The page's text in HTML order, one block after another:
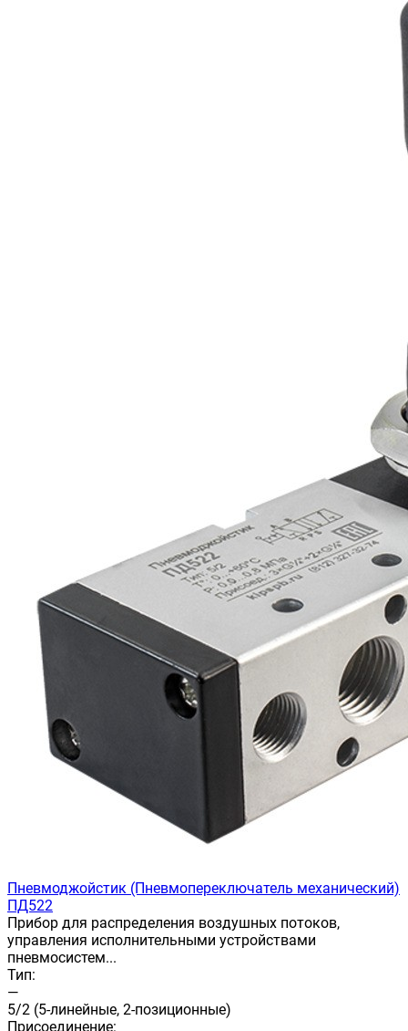
Пневмоджойстик (Пневмопереключатель механический)
ПД522
Прибор для распределения воздушных потоков,
управления исполнительными устройствами
пневмосистем...
Тип:
—
5/2 (5-линейные, 2-позиционные)
Присоединение: